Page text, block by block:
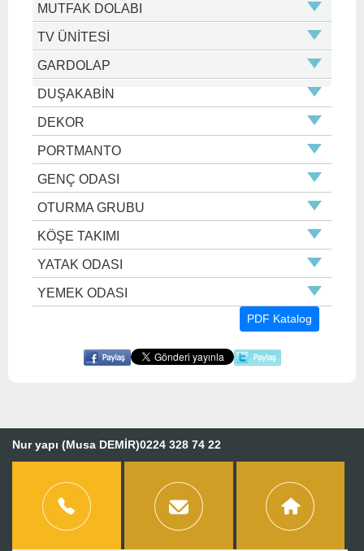
MUTFAK DOLABI
TV ÜNİTESİ
GARDOLAP
DUŞAKABİN
DEKOR
PORTMANTO
GENÇ ODASI
OTURMA GRUBU
KÖŞE TAKIMI
YATAK ODASI
YEMEK ODASI
PDF Katalog
Nur yapı (Musa DEMİR)0224 328 74 22